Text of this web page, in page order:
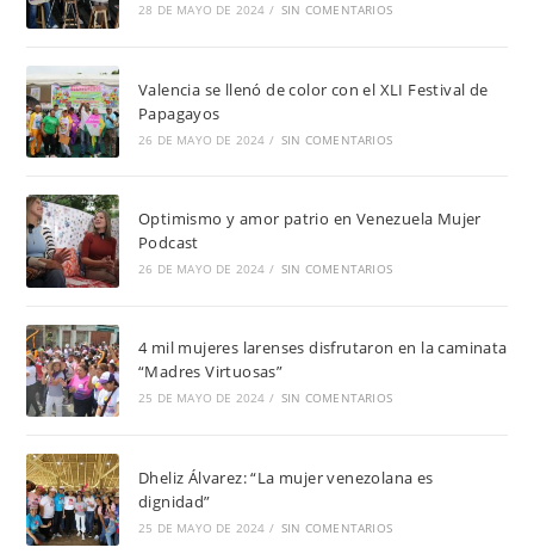
28 DE MAYO DE 2024 / SIN COMENTARIOS
Valencia se llenó de color con el XLI Festival de
Papagayos
26 DE MAYO DE 2024 / SIN COMENTARIOS
Optimismo y amor patrio en Venezuela Mujer
Podcast
26 DE MAYO DE 2024 / SIN COMENTARIOS
4 mil mujeres larenses disfrutaron en la caminata
“Madres Virtuosas”
25 DE MAYO DE 2024 / SIN COMENTARIOS
Dheliz Álvarez: “La mujer venezolana es
dignidad”
25 DE MAYO DE 2024 / SIN COMENTARIOS